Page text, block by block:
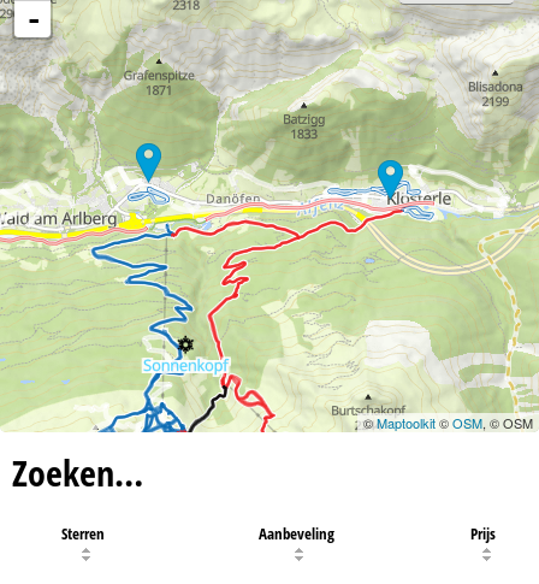
-
©Maptoolkit©OSM, © OSM
Zoeken…
Sterren Aanbeveling Prijs